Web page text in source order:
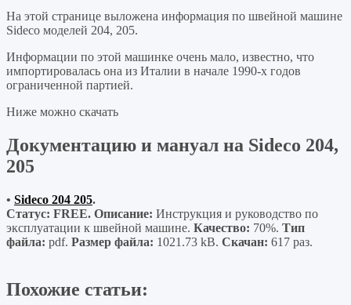
На этой странице выложена информация по швейной машине
Sideco моделей 204, 205.
Информации по этой машинке очень мало, известно, что
импортировалась она из Италии в начале 1990-х годов
ограниченной партией.
Ниже можно скачать
Документацию и мануал на Sideco 204,
205
• Sideco 204 205.
Статус: FREE. Описание: Инструкция и руководство по
эксплуатации к швейной машине. Качество: 70%. Тип
файла: pdf. Размер файла: 1021.73 kB. Скачан: 617 раз.
Похожие статьи: